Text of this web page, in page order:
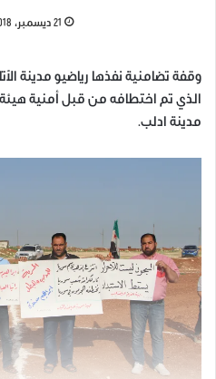
21 ديسمبر، 2018
وقفة تضامنية نفذها رياضيو مدينة
الذي تم اختطافه من قبل أمنية هيئة
مدينة ادلب.